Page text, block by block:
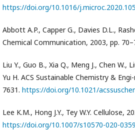
https://doi.org/10.1016/
Abbott A.P., Capper G., Davies D.L.,
Chemical Communication, 2003, pp.
Liu Y., Guo B., Xia Q., Meng J., Chen W.,
Yu H. ACS Sustainable Chemistry &
7631. https://doi.org/10.1021/
Lee K.M., Hong J.Y., Tey W.Y. Cellulose,
https://doi.org/10.1007/s10570-020-